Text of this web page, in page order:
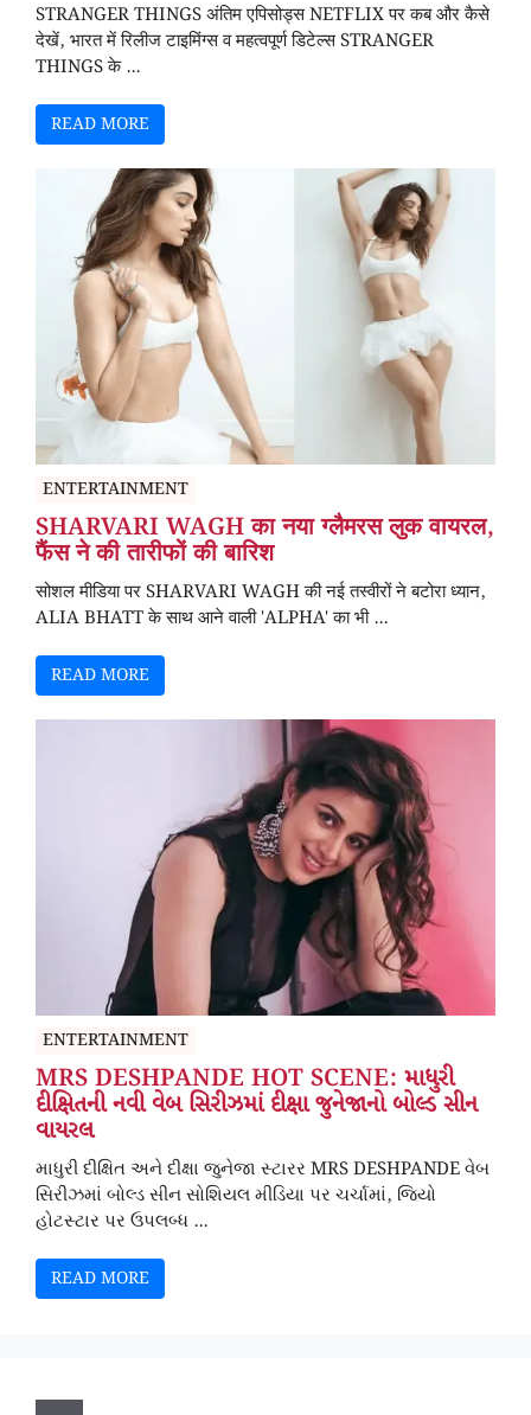
STRANGER THINGS अंतिम एपिसोड्स NETFLIX पर कब और कैसे
देखें, भारत में रिलीज टाइमिंग्स व महत्वपूर्ण डिटेल्स STRANGER
THINGS के ...
READ MORE
ENTERTAINMENT
SHARVARI WAGH का नया ग्लैमरस लुक वायरल,
फैंस ने की तारीफों की बारिश
सोशल मीडिया पर SHARVARI WAGH की नई तस्वीरों ने बटोरा ध्यान,
ALIA BHATT के साथ आने वाली 'ALPHA' का भी ...
READ MORE
ENTERTAINMENT
MRS DESHPANDE HOT SCENE: માધુરી
દીક્ષિતની નવી વેબ સિરીઝમાં દીક્ષા જુનેજાનો બોલ્ડ સીન
વાયરલ
માધુરી દીક્ષિત અને દીક્ષા જુનેજા સ્ટારર MRS DESHPANDE વેબ
સિરીઝમાં બોલ્ડ સીન સોશિયલ મીડિયા પર ચર્ચામાં, જિયો
હોટસ્ટાર પર ઉપલબ્ધ ...
READ MORE